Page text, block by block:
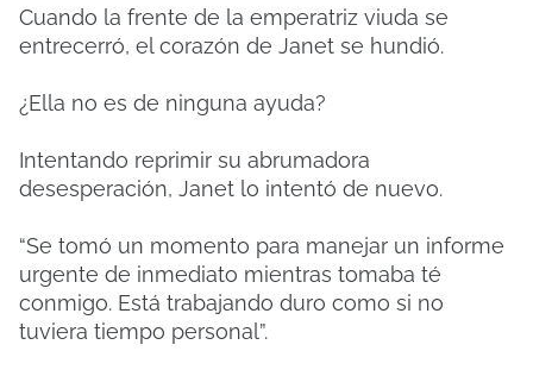
Cuando la frente de la emperatriz viuda se
entrecerró, el corazón de Janet se hundió.
¿Ella no es de ninguna ayuda?
Intentando reprimir su abrumadora
desesperación, Janet lo intentó de nuevo.
“Se tomó un momento para manejar un informe
urgente de inmediato mientras tomaba té
conmigo. Está trabajando duro como si no
tuviera tiempo personal”.